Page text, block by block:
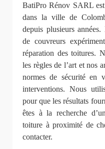
BatiPro Rénov SARL
dans la ville de
depuis plusieurs
de couvreurs
réparation des toitures.
les règles de l’art et nos
normes de sécurité en
interventions. Nous
pour que les résultats
êtes à la recherche
toiture à proximité de
contacter.